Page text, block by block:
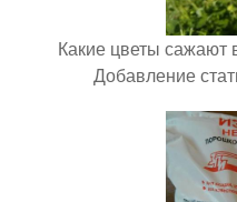
Какие цветы сажают
Добавление